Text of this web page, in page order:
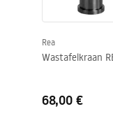
Rea
Wastafelkraan
68,00 €